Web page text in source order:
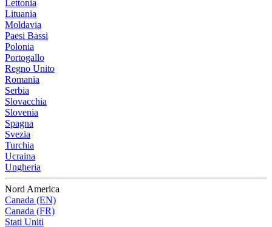
Lettonia
Lituania
Moldavia
Paesi Bassi
Polonia
Portogallo
Regno Unito
Romania
Serbia
Slovacchia
Slovenia
Spagna
Svezia
Turchia
Ucraina
Ungheria
Nord America
Canada (EN)
Canada (FR)
Stati Uniti